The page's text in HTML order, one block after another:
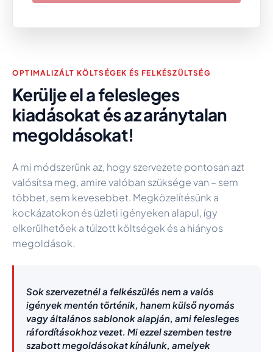
OPTIMALIZÁLT KÖLTSÉGEK ÉS FELKÉSZÜLTSÉG
Kerülje el a felesleges
kiadásokat és az aránytalan
megoldásokat!
A mi módszerünk az, hogy szervezete pontosan azt
valósítsa meg, amire valóban szüksége van – sem
többet, sem kevesebbet. Megközelítésünk a
kockázatokon és üzleti igényeken alapul, így
elkerülhetőek a túlzott költségek és a hiányos
megoldások.
Sok szervezetnél a felkészülés nem a valós
igények mentén történik, hanem külső nyomás
vagy általános sablonok alapján, ami felesleges
ráfordításokhoz vezet. Mi ezzel szemben testre
szabott megoldásokat kínálunk, amelyek